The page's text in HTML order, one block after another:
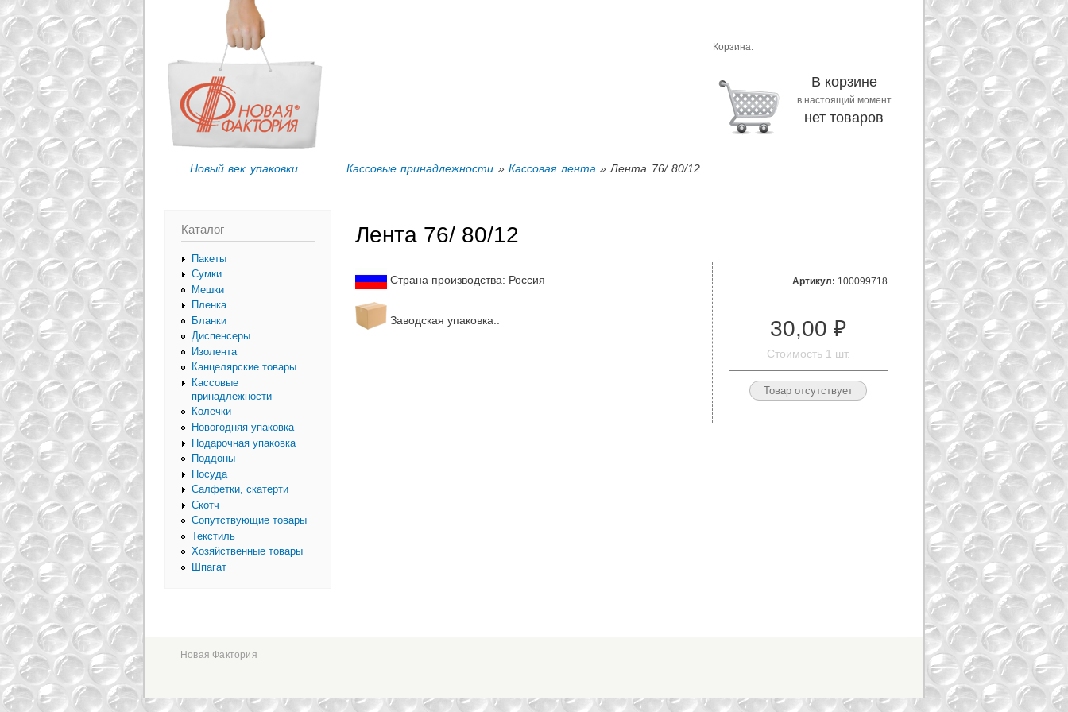
Новый век упаковки
Корзина:
В корзине
в настоящий момент
нет товаров
Кассовые принадлежности »Кассовая лента » Лента 76/ 80/12
Каталог
Пакеты
Сумки
Мешки
Пленка
Бланки
Диспенсеры
Изолента
Канцелярские товары
Кассовые
принадлежности
Колечки
Новогодняя упаковка
Подарочная упаковка
Поддоны
Посуда
Салфетки, скатерти
Скотч
Сопутствующие товары
Текстиль
Хозяйственные товары
Шпагат
Лента 76/ 80/12
Артикул: 100099718
30,00 ₽
Стоимость 1 шт.
Страна производства: Россия
Заводская упаковка:.
Новая Фактория